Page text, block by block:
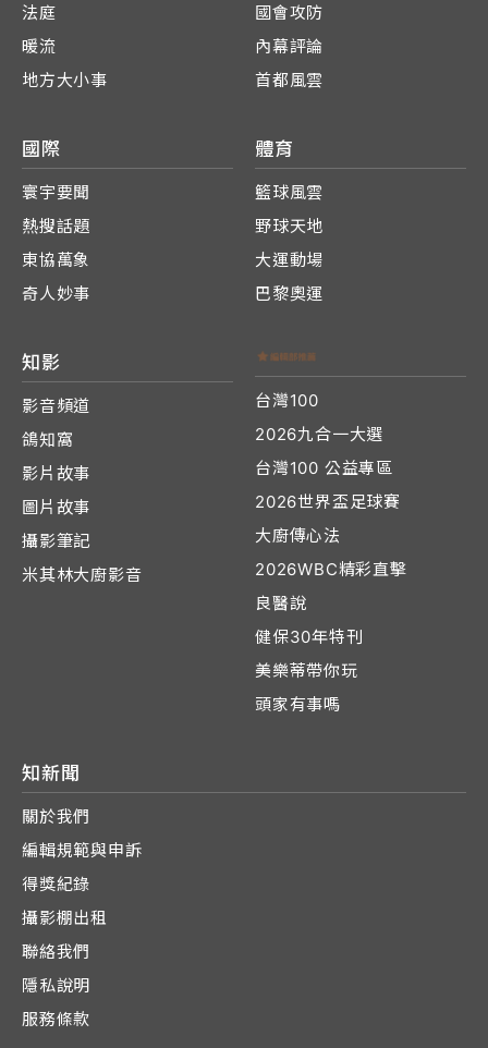
法庭
暖流
地方大小事
國會攻防
內幕評論
首都風雲
國際
寰宇要聞
熱搜話題
東協萬象
奇人妙事
體育
籃球風雲
野球天地
大運動場
巴黎奧運
知影
影音頻道
鴿知窩
影片故事
圖片故事
攝影筆記
米其林大廚影音
台灣100
2026九合一大選
台灣100 公益專區
2026世界盃足球賽
大廚傳心法
2026WBC精彩直擊
良醫說
健保30年特刊
美樂蒂帶你玩
頭家有事嗎
知新聞
關於我們
編輯規範與申訴
得獎紀錄
攝影棚出租
聯絡我們
隱私說明
服務條款